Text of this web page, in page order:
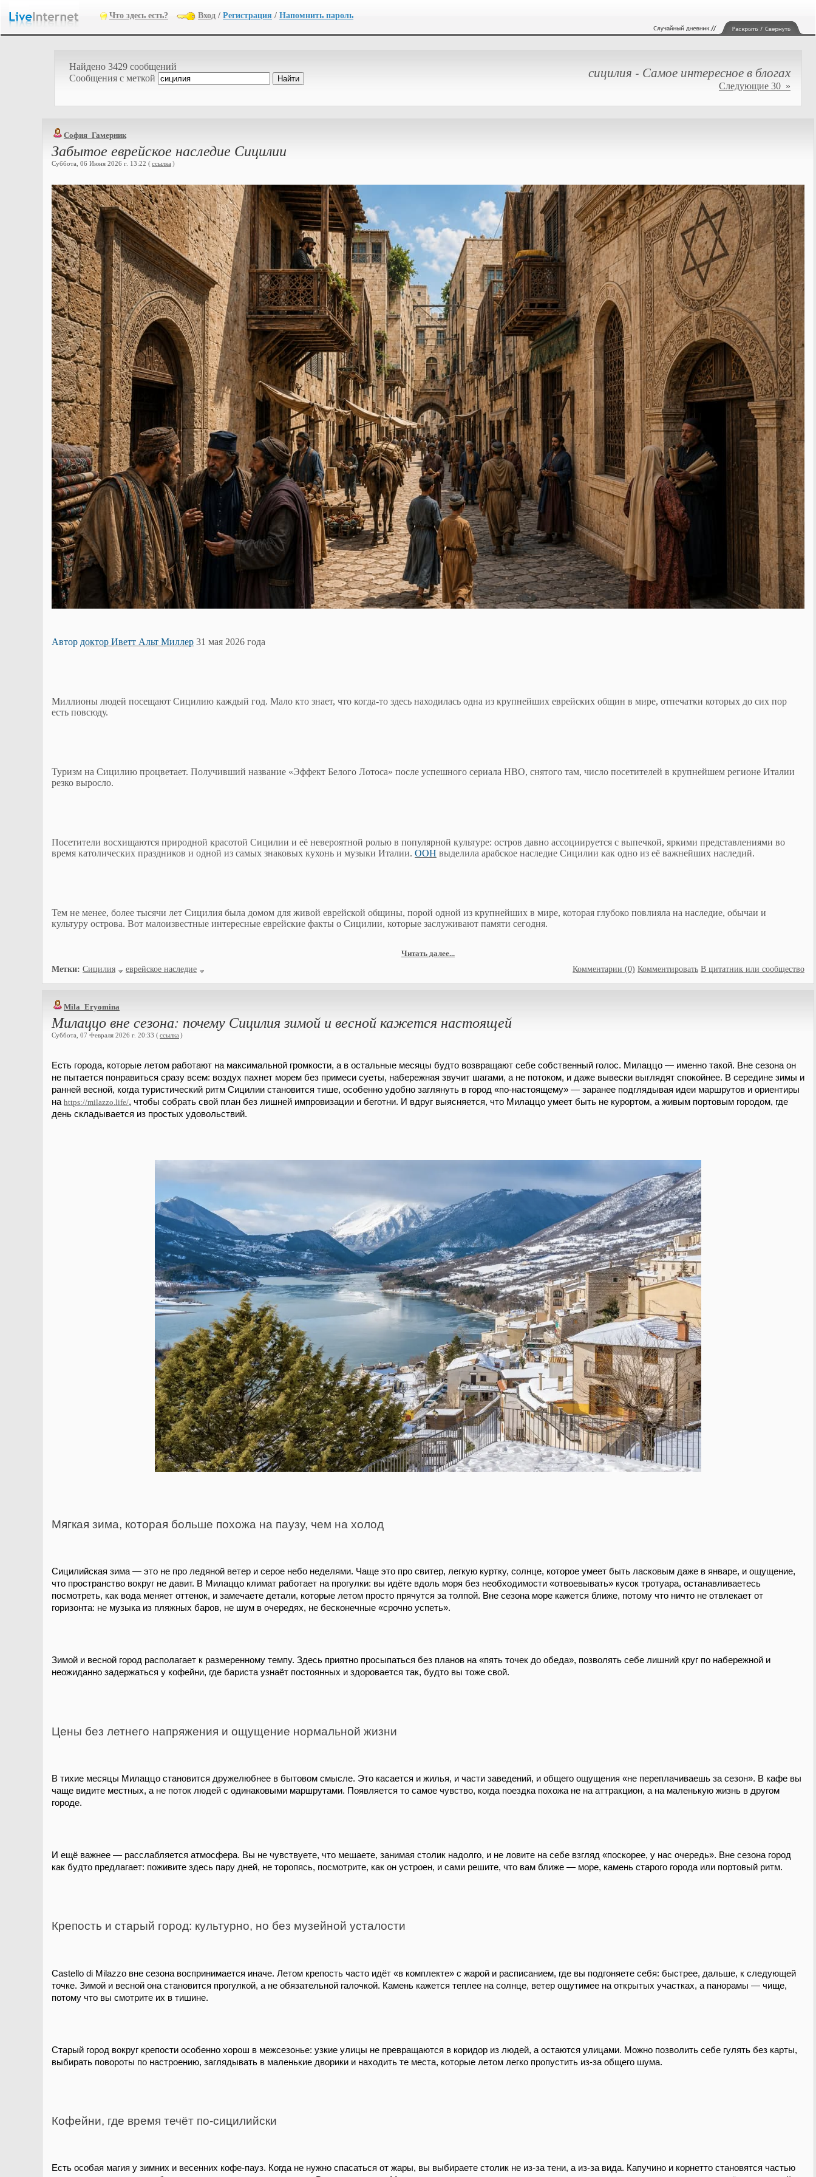
Что здесь есть? Вход / Регистрация / Напомнить пароль
Найдено 3429 сообщений
Cообщения с меткой
сицилия - Самое интересное в блогах
Следующие 30 »
София_Гамерник
Забытое еврейское наследие Сицилии
Суббота, 06 Июня 2026 г. 13:22 (ссылка )
Автор доктор Иветт Альт Миллер 31 мая 2026 года
Миллионы людей посещают Сицилию каждый год. Мало кто знает, что когда-то здесь находилась одна из крупнейших еврейских общин в мире, отпечатки которых до сих пор
есть повсюду.
Туризм на Сицилию процветает. Получивший название «Эффект Белого Лотоса» после успешного сериала HBO, снятого там, число посетителей в крупнейшем регионе Италии
резко выросло.
Посетители восхищаются природной красотой Сицилии и её невероятной ролью в популярной культуре: остров давно ассоциируется с выпечкой, яркими представлениями во
время католических праздников и одной из самых знаковых кухонь и музыки Италии. ООН выделила арабское наследие Сицилии как одно из её важнейших наследий.
Тем не менее, более тысячи лет Сицилия была домом для живой еврейской общины, порой одной из крупнейших в мире, которая глубоко повлияла на наследие, обычаи и
культуру острова. Вот малоизвестные интересные еврейские факты о Сицилии, которые заслуживают памяти сегодня.
Читать далее...
Метки: Сицилия еврейское наследие Комментарии (0) Комментировать В цитатник или сообщество
Mila_Eryomina
Милаццо вне сезона: почему Сицилия зимой и весной кажется настоящей
Суббота, 07 Февраля 2026 г. 20:33 (ссылка )
Есть города, которые летом работают на максимальной громкости, а в остальные месяцы будто возвращают себе собственный голос. Милаццо — именно такой. Вне сезона он
не пытается понравиться сразу всем: воздух пахнет морем без примеси суеты, набережная звучит шагами, а не потоком, и даже вывески выглядят спокойнее. В середине зимы и
ранней весной, когда туристический ритм Сицилии становится тише, особенно удобно заглянуть в город «по-настоящему» — заранее подглядывая идеи маршрутов и ориентиры
на https://milazzo.life/, чтобы собрать свой план без лишней импровизации и беготни. И вдруг выясняется, что Милаццо умеет быть не курортом, а живым портовым городом, где
день складывается из простых удовольствий.
Мягкая зима, которая больше похожа на паузу, чем на холод
Сицилийская зима — это не про ледяной ветер и серое небо неделями. Чаще это про свитер, легкую куртку, солнце, которое умеет быть ласковым даже в январе, и ощущение,
что пространство вокруг не давит. В Милаццо климат работает на прогулки: вы идёте вдоль моря без необходимости «отвоевывать» кусок тротуара, останавливаетесь
посмотреть, как вода меняет оттенок, и замечаете детали, которые летом просто прячутся за толпой. Вне сезона море кажется ближе, потому что ничто не отвлекает от
горизонта: не музыка из пляжных баров, не шум в очередях, не бесконечные «срочно успеть».
Зимой и весной город располагает к размеренному темпу. Здесь приятно просыпаться без планов на «пять точек до обеда», позволять себе лишний круг по набережной и
неожиданно задержаться у кофейни, где бариста узнаёт постоянных и здоровается так, будто вы тоже свой.
Цены без летнего напряжения и ощущение нормальной жизни
В тихие месяцы Милаццо становится дружелюбнее в бытовом смысле. Это касается и жилья, и части заведений, и общего ощущения «не переплачиваешь за сезон». В кафе вы
чаще видите местных, а не поток людей с одинаковыми маршрутами. Появляется то самое чувство, когда поездка похожа не на аттракцион, а на маленькую жизнь в другом
городе.
И ещё важнее — расслабляется атмосфера. Вы не чувствуете, что мешаете, занимая столик надолго, и не ловите на себе взгляд «поскорее, у нас очередь». Вне сезона город
как будто предлагает: поживите здесь пару дней, не торопясь, посмотрите, как он устроен, и сами решите, что вам ближе — море, камень старого города или портовый ритм.
Крепость и старый город: культурно, но без музейной усталости
Castello di Milazzo вне сезона воспринимается иначе. Летом крепость часто идёт «в комплекте» с жарой и расписанием, где вы подгоняете себя: быстрее, дальше, к следующей
точке. Зимой и весной она становится прогулкой, а не обязательной галочкой. Камень кажется теплее на солнце, ветер ощутимее на открытых участках, а панорамы — чище,
потому что вы смотрите их в тишине.
Старый город вокруг крепости особенно хорош в межсезонье: узкие улицы не превращаются в коридор из людей, а остаются улицами. Можно позволить себе гулять без карты,
выбирать повороты по настроению, заглядывать в маленькие дворики и находить те места, которые летом легко пропустить из-за общего шума.
Кофейни, где время течёт по-сицилийски
Есть особая магия у зимних и весенних кофе-пауз. Когда не нужно спасаться от жары, вы выбираете столик не из-за тени, а из-за вида. Капучино и корнетто становятся частью